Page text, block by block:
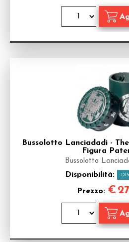
Bussolotto Lanciadadi -
Figura
Bussolotto
Disponibilità:
Prezzo: €